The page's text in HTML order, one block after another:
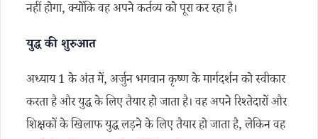
नहीं होगा, क्योंकि वह अपने कर्तव्य को पूरा कर रहा है।
युद्ध की शुरुआत
अध्याय 1 के अंत में, अर्जुन भगवान कृष्ण के मार्गदर्शन को स्वीकार
करता है और युद्ध के लिए तैयार हो जाता है। वह अपने रिश्तेदारों और
शिक्षकों के खिलाफ युद्ध लड़ने के लिए तैयार हो जाता है, लेकिन वह